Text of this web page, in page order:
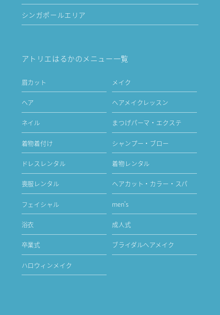
シンガポールエリア
アトリエはるかのメニュー一覧
眉カット メイク
ヘア ヘアメイクレッスン
ネイル まつげパーマ・エクステ
着物着付け シャンプー・ブロー
ドレスレンタル 着物レンタル
喪服レンタル ヘアカット・カラー・スパ
フェイシャル men's
浴衣 成人式
卒業式 ブライダルヘアメイク
ハロウィンメイク